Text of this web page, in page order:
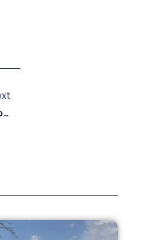
Roman Diyalog Ağının Güçlendirilmesi Projesi Kapsamında Ziyaretlerimiz Başladı. İlk Durağımız İstanbul.